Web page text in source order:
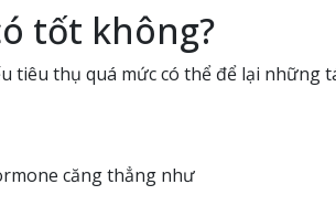
tốt không?
tiêu thụ quá mức có thể để lại những
căng thẳng như